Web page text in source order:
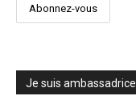
Je suis ambassadrice